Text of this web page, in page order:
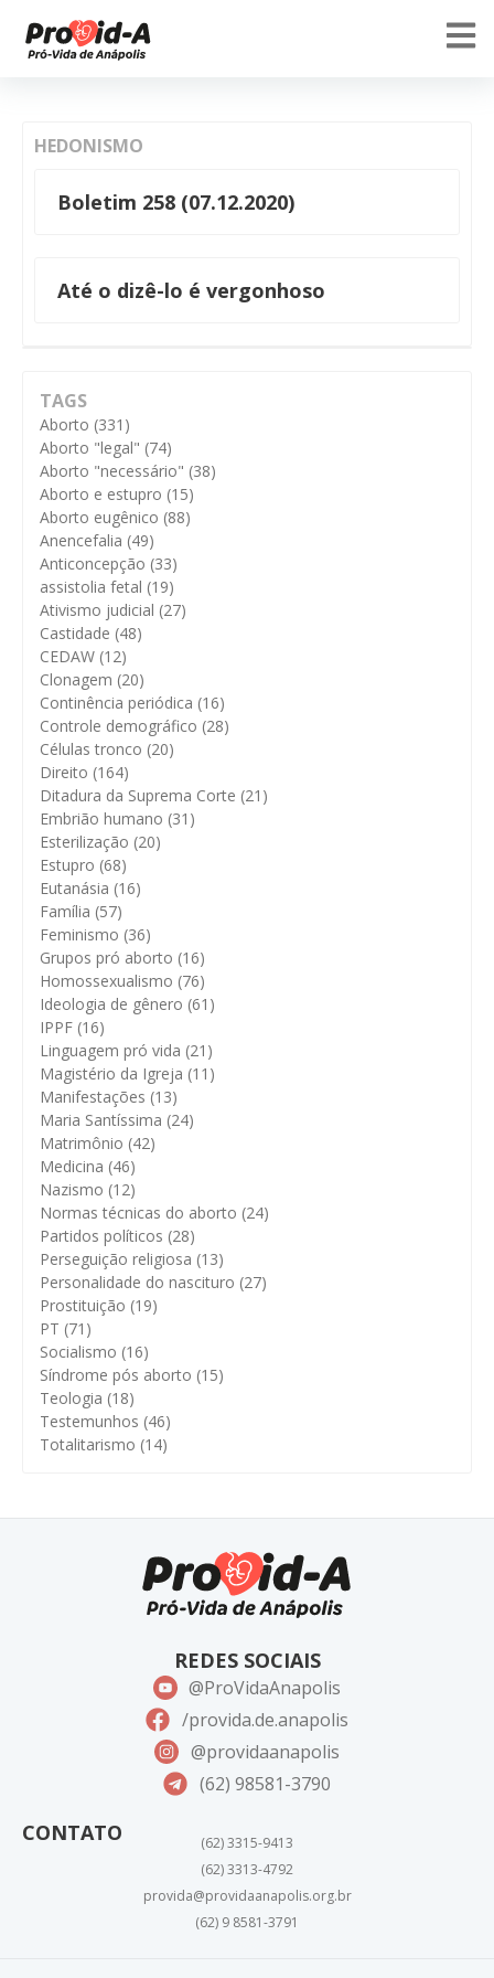
TAGS
Aborto (331)
Aborto "legal" (74)
Aborto "necessário" (38)
Aborto e estupro (15)
Aborto eugênico (88)
Anencefalia (49)
Anticoncepção (33)
assistolia fetal (19)
Ativismo judicial (27)
Castidade (48)
CEDAW (12)
Clonagem (20)
Continência periódica (16)
Controle demográfico (28)
Células tronco (20)
Direito (164)
Ditadura da Suprema Corte (21)
Embrião humano (31)
Esterilização (20)
Estupro (68)
Eutanásia (16)
Família (57)
Feminismo (36)
Grupos pró aborto (16)
Homossexualismo (76)
Ideologia de gênero (61)
IPPF (16)
Linguagem pró vida (21)
Magistério da Igreja (11)
Manifestações (13)
Maria Santíssima (24)
Matrimônio (42)
Medicina (46)
Nazismo (12)
Normas técnicas do aborto (24)
Partidos políticos (28)
Perseguição religiosa (13)
Personalidade do nascituro (27)
Prostituição (19)
PT (71)
Socialismo (16)
Síndrome pós aborto (15)
Teologia (18)
Testemunhos (46)
Totalitarismo (14)
HEDONISMO
Boletim 258 (07.12.2020)
Até o dizê-lo é vergonhoso
CONTATO
(62) 3315-9413
(62) 3313-4792
provida@providaanapolis.org.br
(62) 9 8581-3791
REDES SOCIAIS
@ProVidaAnapolis
/provida.de.anapolis
@providaanapolis
(62) 98581-3790